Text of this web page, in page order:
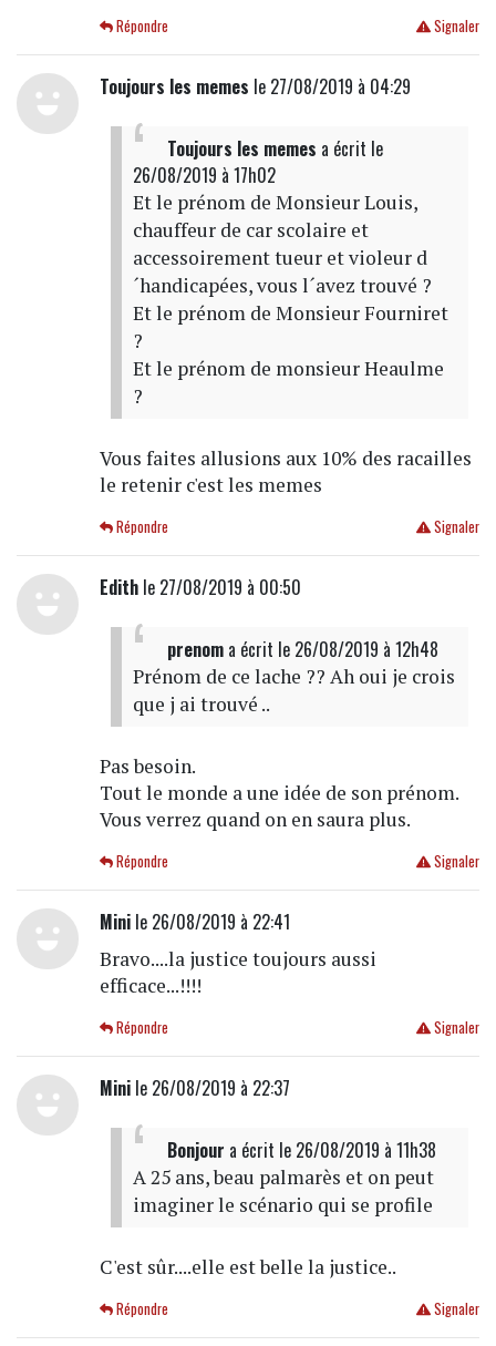
Signaler
Répondre
Toujours les memes le 27/08/2019 à 04:29
Toujours les memes a écrit le
26/08/2019 à 17h02
Et le prénom de Monsieur Louis,
chauffeur de car scolaire et
accessoirement tueur et violeur d
´handicapées, vous l´avez trouvé ?
Et le prénom de Monsieur Fourniret
?
Et le prénom de monsieur Heaulme
?
Vous faites allusions aux 10% des racailles
le retenir c'est les memes
Signaler
Répondre
Edithle 27/08/2019 à 00:50
prenoma écrit le 26/08/2019 à 12h48
Prénom de ce lache ?? Ah oui je crois
que j ai trouvé ..
Pas besoin.
Tout le monde a une idée de son prénom.
Vous verrez quand on en saura plus.
Signaler
Répondre
Minile 26/08/2019 à 22:41
Bravo....la justice toujours aussi
efficace...!!!!
Signaler
Répondre
Minile 26/08/2019 à 22:37
Bonjour a écrit le 26/08/2019 à 11h38
A 25 ans, beau palmarès et on peut
imaginer le scénario qui se profile
C'est sûr....elle est belle la justice..
Signaler
Répondre